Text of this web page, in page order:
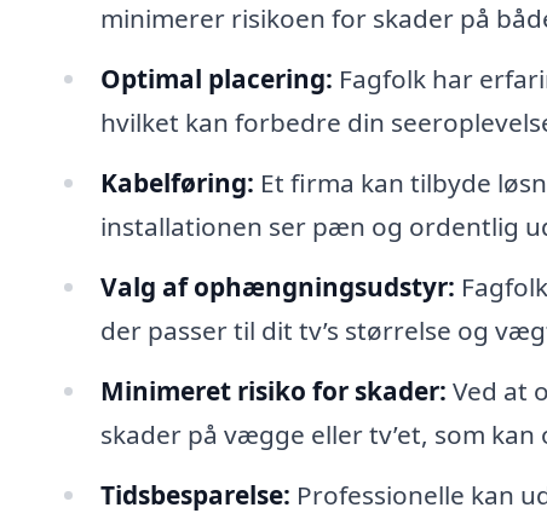
minimerer risikoen for skader på
Optimal placering: Fagfolk har
hvilket kan forbedre din
Kabelføring: Et firma kan tilbyde
installationen ser pæn og ordentlig
Valg af ophængningsudstyr:
der passer til dit tv’s størrelse og
Minimeret risiko for skader: Ved at
skader på vægge eller tv’et, som
Tidsbesparelse: Professionelle kan